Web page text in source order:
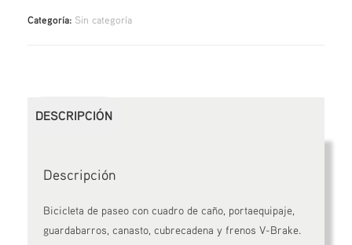
Categoría: Sin categoría
DESCRIPCIÓN
Descripción
Bicicleta de paseo con cuadro de caño, portaequipaje,
guardabarros, canasto, cubrecadena y frenos V-Brake.